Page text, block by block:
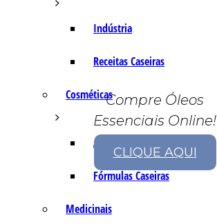
Indústria
Receitas Caseiras
Cosméticas
Aromaterapia
Fórmulas Caseiras
Medicinais
Compre Óleos
Essenciais Online!
CLIQUE AQUI